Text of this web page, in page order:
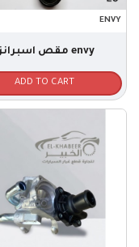
ENVY
مقص اسبرانزا envy
ADD TO CART